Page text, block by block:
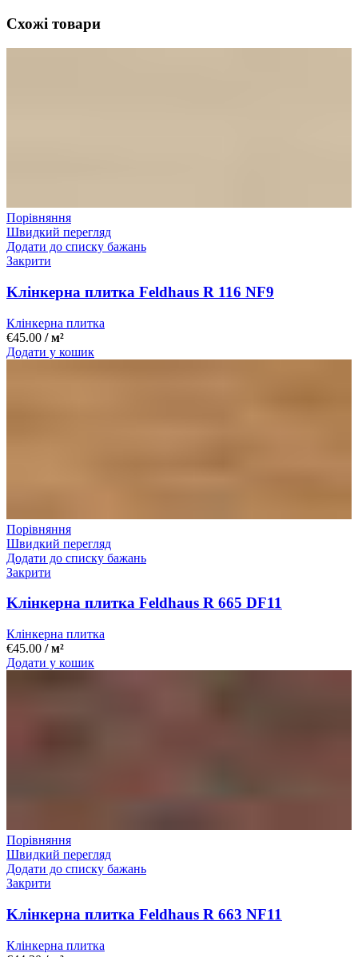
Схожі товари
Порівняння
Швидкий перегляд
Додати до списку бажань
Закрити
Kлінкерна плитка Feldhaus R 116 NF9
Клінкерна плитка
€45.00 / м²
Додати у кошик
Порівняння
Швидкий перегляд
Додати до списку бажань
Закрити
Kлінкерна плитка Feldhaus R 665 DF11
Клінкерна плитка
€45.00 / м²
Додати у кошик
Порівняння
Швидкий перегляд
Додати до списку бажань
Закрити
Kлінкерна плитка Feldhaus R 663 NF11
Клінкерна плитка